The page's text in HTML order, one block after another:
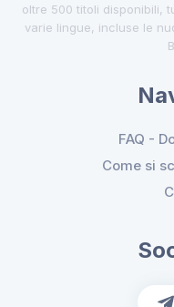
oltre 500 titoli disponibili,
varie lingue, incluse le
FAQ -
Come si